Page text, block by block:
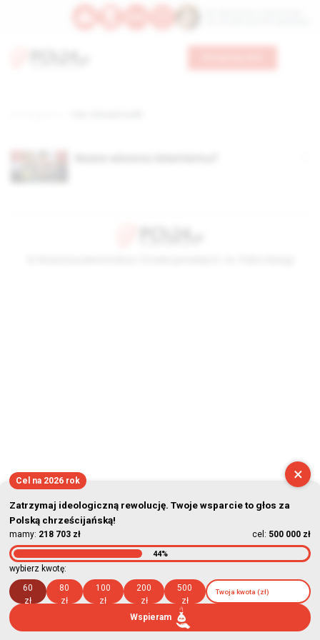
×
Cel na 2026 rok
Zatrzymaj ideologiczną rewolucję. Twoje wsparcie to głos za
Polską chrześcijańską!
mamy: 218 703 zł cel: 500 000 zł
44%
wybierz kwotę:
60
zł
80
zł
100
zł
200
zł
500
zł
Wspieram